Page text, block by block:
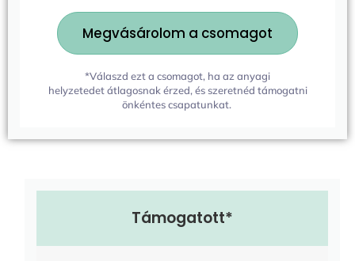
Megvásárolom a csomagot
*Válaszd ezt a csomagot, ha az anyagi
helyzetedet átlagosnak érzed, és szeretnéd támogatni
önkéntes csapatunkat.
Támogatott*